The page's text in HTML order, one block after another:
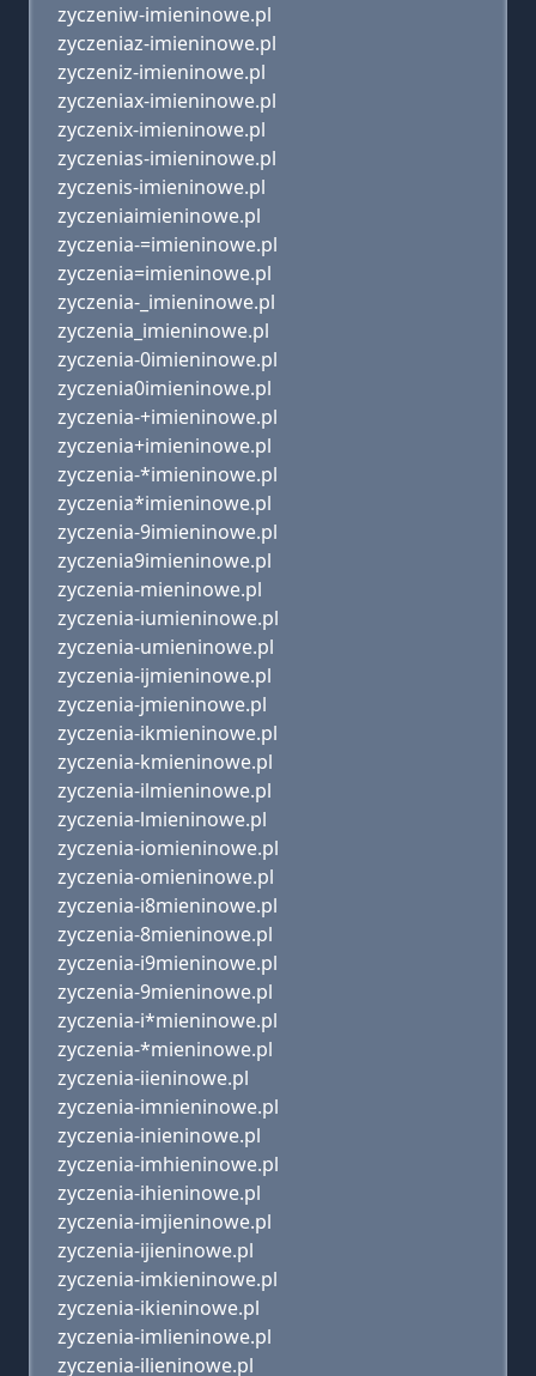
zyczeniw-imieninowe.pl
zyczeniaz-imieninowe.pl
zyczeniz-imieninowe.pl
zyczeniax-imieninowe.pl
zyczenix-imieninowe.pl
zyczenias-imieninowe.pl
zyczenis-imieninowe.pl
zyczeniaimieninowe.pl
zyczenia-=imieninowe.pl
zyczenia=imieninowe.pl
zyczenia-_imieninowe.pl
zyczenia_imieninowe.pl
zyczenia-0imieninowe.pl
zyczenia0imieninowe.pl
zyczenia-+imieninowe.pl
zyczenia+imieninowe.pl
zyczenia-*imieninowe.pl
zyczenia*imieninowe.pl
zyczenia-9imieninowe.pl
zyczenia9imieninowe.pl
zyczenia-mieninowe.pl
zyczenia-iumieninowe.pl
zyczenia-umieninowe.pl
zyczenia-ijmieninowe.pl
zyczenia-jmieninowe.pl
zyczenia-ikmieninowe.pl
zyczenia-kmieninowe.pl
zyczenia-ilmieninowe.pl
zyczenia-lmieninowe.pl
zyczenia-iomieninowe.pl
zyczenia-omieninowe.pl
zyczenia-i8mieninowe.pl
zyczenia-8mieninowe.pl
zyczenia-i9mieninowe.pl
zyczenia-9mieninowe.pl
zyczenia-i*mieninowe.pl
zyczenia-*mieninowe.pl
zyczenia-iieninowe.pl
zyczenia-imnieninowe.pl
zyczenia-inieninowe.pl
zyczenia-imhieninowe.pl
zyczenia-ihieninowe.pl
zyczenia-imjieninowe.pl
zyczenia-ijieninowe.pl
zyczenia-imkieninowe.pl
zyczenia-ikieninowe.pl
zyczenia-imlieninowe.pl
zyczenia-ilieninowe.pl